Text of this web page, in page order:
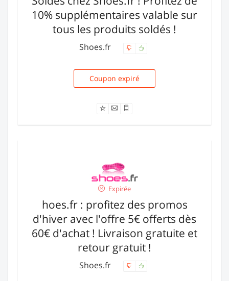
10% supplémentaires valable sur
tous les produits soldés !
Shoes.fr
SOLDES
Coupon expiré
Expirée
hoes.fr : profitez des promos
d'hiver avec l'offre 5€ offerts dès
60€ d'achat ! Livraison gratuite et
retour gratuit !
Shoes.fr